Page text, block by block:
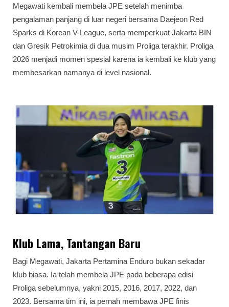
Megawati kembali membela JPE setelah menimba
pengalaman panjang di luar negeri bersama Daejeon Red
Sparks di Korean V-League, serta memperkuat Jakarta BIN
dan Gresik Petrokimia di dua musim Proliga terakhir. Proliga
2026 menjadi momen spesial karena ia kembali ke klub yang
membesarkan namanya di level nasional.
Klub Lama, Tantangan Baru
Bagi Megawati, Jakarta Pertamina Enduro bukan sekadar
klub biasa. Ia telah membela JPE pada beberapa edisi
Proliga sebelumnya, yakni 2015, 2016, 2017, 2022, dan
2023. Bersama tim ini, ia pernah membawa JPE finis